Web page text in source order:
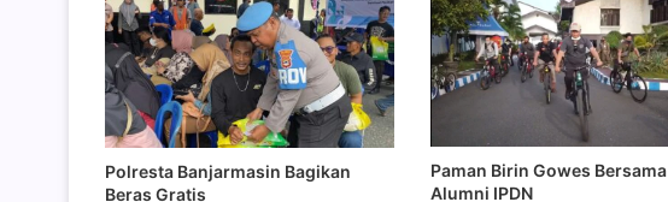
Polresta Banjarmasin Bagikan
Beras Gratis
Paman Birin Gowes Bersama
Alumni IPDN